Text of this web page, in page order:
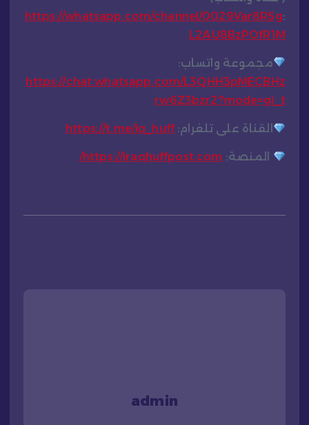
:
https://whatsapp.com/channel/0029Var8RSg
L2AU8BzPOfR1M
مجموعة واتساب:
https://chat.whatsapp.com/L3QHH3pMECBHz
rw6Z3bzr2?mode=gi_t
القناة على تلغرام:https://t.me/iq_huff
المنصة: https://iraqhuffpost.com/
admin